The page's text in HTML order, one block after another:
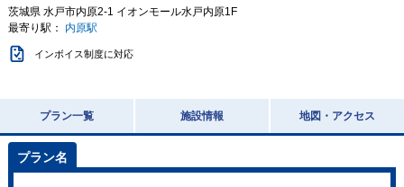
茨城県 水戸市内原2-1 イオンモール水戸内原1F
最寄り駅： 内原駅
インボイス制度に対応
プラン一覧 施設情報 地図・アクセス